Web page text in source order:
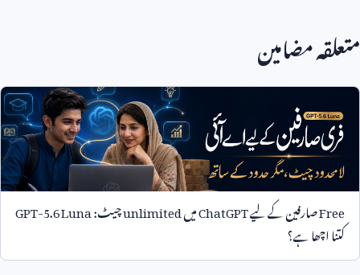
متعلقہ مضامین
Freeصارفین کے لیےChatGPTمیںunlimitedچیٹ:GPT-5.6 Luna
کتنا اچھا ہے؟